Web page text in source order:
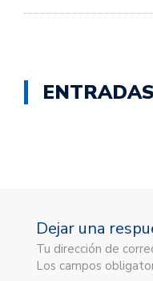
Dejar una
Tu dirección de
Los campos